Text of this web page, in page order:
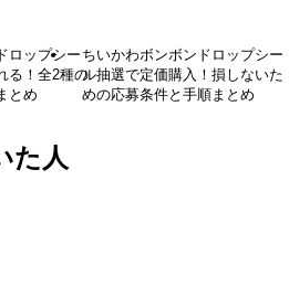
ロップシー
る！全2種の
とめ
ちいかわボンボンドロップシー
ル抽選で定価購入！損しないた
めの応募条件と手順まとめ
た人